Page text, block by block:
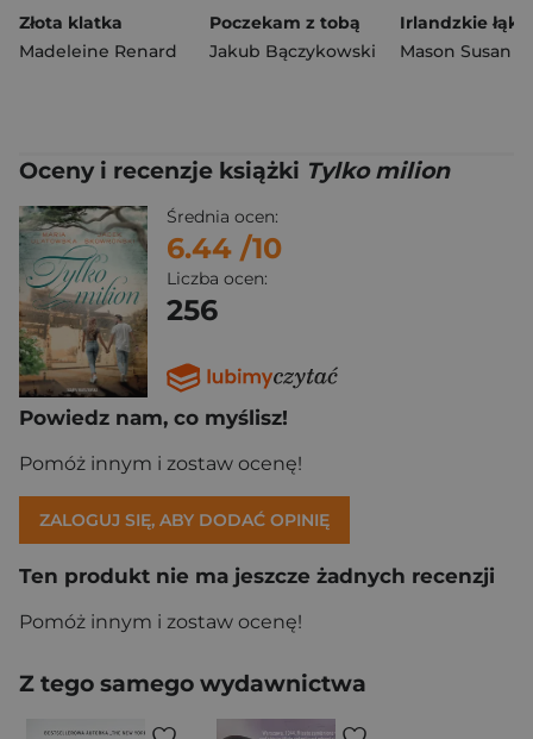
Złota klatka
Madeleine Renard
Poczekam z tobą
Jakub Bączykowski
Mason Susan
Oceny i recenzje książki Tylko milion
Średnia ocen:
6.44 /10
Liczba ocen:
256
Powiedz nam, co myślisz!
Pomóż innym i zostaw ocenę!
ZALOGUJ SIĘ, ABY DODAĆ OPINIĘ
Ten produkt nie ma jeszcze żadnych recenzji
Pomóż innym i zostaw ocenę!
Z tego samego wydawnictwa